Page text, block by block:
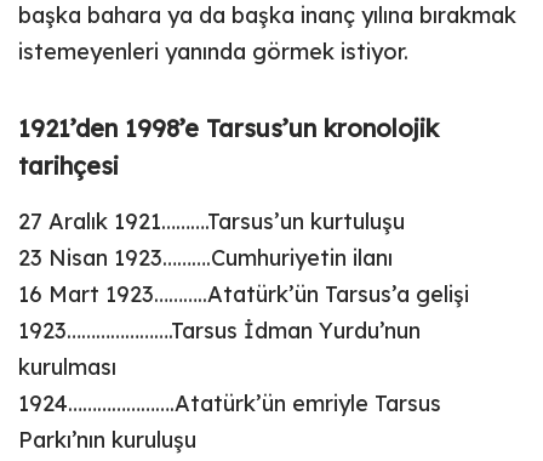
başka bahara ya da başka inanç yılına bırakmak
istemeyenleri yanında görmek istiyor.
1921’den 1998’e Tarsus’un kronolojik
tarihçesi
27 Aralık 1921……….Tarsus’un kurtuluşu
23 Nisan 1923……….Cumhuriyetin ilanı
16 Mart 1923………..Atatürk’ün Tarsus’a gelişi
1923………………….Tarsus İdman Yurdu’nun
kurulması
1924………………….Atatürk’ün emriyle Tarsus
Parkı’nın kuruluşu